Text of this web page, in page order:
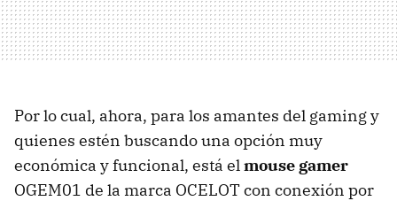
Por lo cual, ahora, para los amantes del gaming y
quienes estén buscando una opción muy
económica y funcional, está elmouse gamer
OGEM01 de la marca OCELOT con conexión por